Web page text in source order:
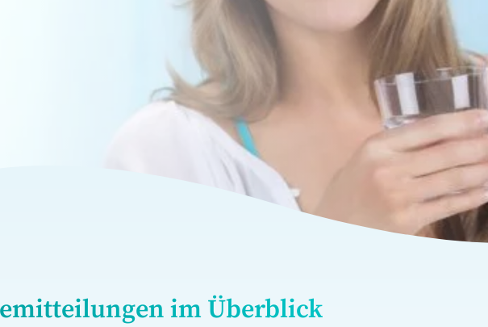
im Überblick